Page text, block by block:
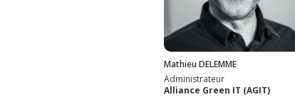
Mathieu DELEMME
Administrateur
Alliance Green IT (AGIT)